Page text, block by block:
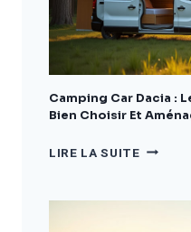
Camping Car Dacia :
Bien Choisir Et
LIRE LA SUITE
: